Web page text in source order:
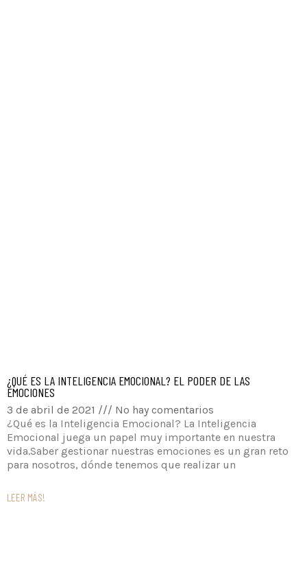
¿QUÉ ES LA INTELIGENCIA EMOCIONAL? EL PODER DE LAS
EMOCIONES
3 de abril de 2021
No hay comentarios
¿Qué es la Inteligencia Emocional? La Inteligencia
Emocional juega un papel muy importante en nuestra
vida.Saber gestionar nuestras emociones es un gran reto
para nosotros, dónde tenemos que realizar un
LEER MÁS!